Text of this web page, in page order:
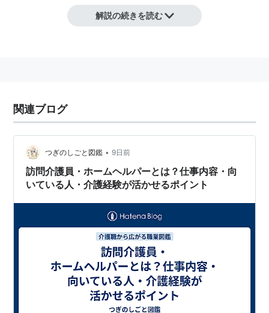
日常生活を営むのに支障がある高齢者や障害者の家庭を
ホームヘルパー井戸端会議
http://www.geocities.co.jp/Beautycare/8222/
ホームヘルパーの部屋
http://www2.ocn.ne.jp/~sarukiti/
解説の続きを読む
関連ブログ
つぎのしごと図鑑 • 9日前
訪問介護員・ホームヘルパーとは？仕事内容・向
いている人・介護経験が活かせるポイント